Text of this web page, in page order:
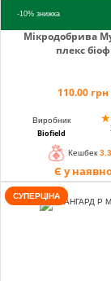
-10%знижка
Мікродобрива
плекс
110.00
Виробник
Biofield
★
Кешбек
Є у
СУПЕРЦІНА